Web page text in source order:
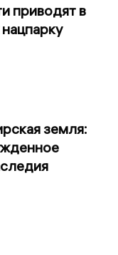
приводят в
земля: